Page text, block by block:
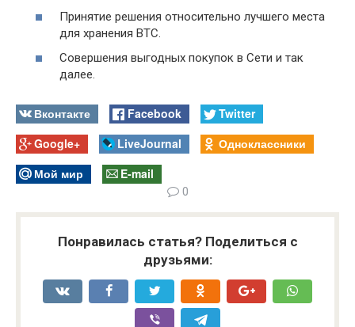
Принятие решения относительно лучшего места
для хранения BTC.
Совершения выгодных покупок в Сети и так
далее.
Вконтакте Facebook
Twitter
Google+
LiveJournal
Одноклассники
Мой мир
E-mail
0
Понравилась статья? Поделиться с
друзьями: